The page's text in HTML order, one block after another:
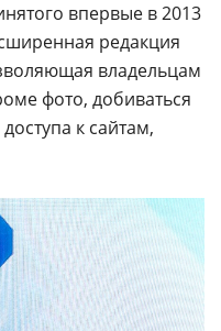
впервые в 2013
редакция
владельцам
фото, добиваться
к сайтам,